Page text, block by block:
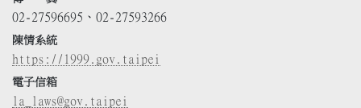
02-27596695、02-27593266
陳情系統
https://1999.gov.taipei
電子信箱
la_laws@gov.taipei